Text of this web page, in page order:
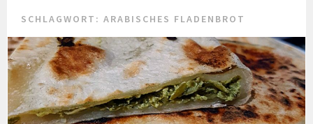
SCHLAGWORT:ARABISCHES FLADENBROT